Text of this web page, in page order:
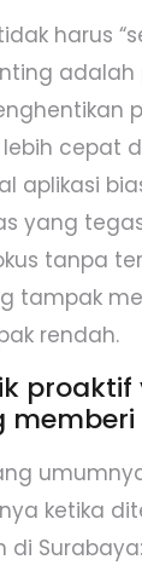
harus
adalah
cepat
aplikasi
yang
tanpa
tampak
rendah.
proaktif
memberi
ketika
di Surabaya: